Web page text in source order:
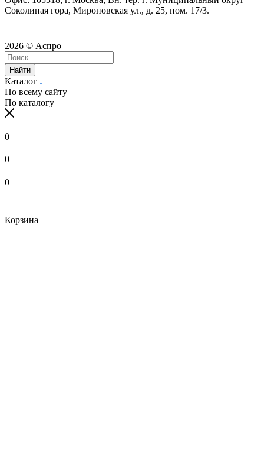
Соколиная гора, Мироновская ул., д. 25, пом. 17/3.
2026 © Аспро
Найти
Каталог
По всему сайту
По каталогу
0
0
0
Корзина